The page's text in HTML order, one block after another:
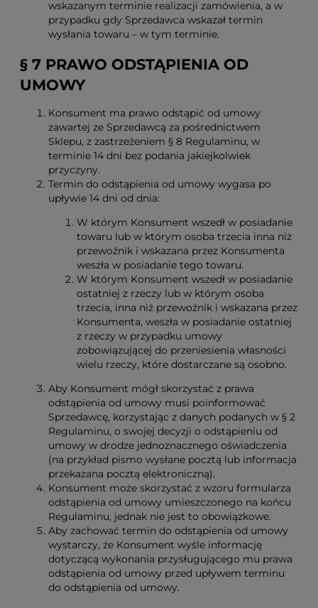
wskazanym terminie realizacji zamówienia, a w
przypadku gdy Sprzedawca wskazał termin
wysłania towaru – w tym terminie.
§ 7 PRAWO ODSTĄPIENIA OD
UMOWY
Konsument ma prawo odstąpić od umowy
zawartej ze Sprzedawcą za pośrednictwem
Sklepu, z zastrzeżeniem § 8 Regulaminu, w
terminie 14 dni bez podania jakiejkolwiek
przyczyny.
Termin do odstąpienia od umowy wygasa po
upływie 14 dni od dnia:
W którym Konsument wszedł w posiadanie
towaru lub w którym osoba trzecia inna niż
przewoźnik i wskazana przez Konsumenta
weszła w posiadanie tego towaru.
W którym Konsument wszedł w posiadanie
ostatniej z rzeczy lub w którym osoba
trzecia, inna niż przewoźnik i wskazana przez
Konsumenta, weszła w posiadanie ostatniej
z rzeczy w przypadku umowy
zobowiązującej do przeniesienia własności
wielu rzeczy, które dostarczane są osobno.
Aby Konsument mógł skorzystać z prawa
odstąpienia od umowy musi poinformować
Sprzedawcę, korzystając z danych podanych w § 2
Regulaminu, o swojej decyzji o odstąpieniu od
umowy w drodze jednoznacznego oświadczenia
(na przykład pismo wysłane pocztą lub informacja
przekazana pocztą elektroniczną).
Konsument może skorzystać z wzoru formularza
odstąpienia od umowy umieszczonego na końcu
Regulaminu, jednak nie jest to obowiązkowe.
Aby zachować termin do odstąpienia od umowy
wystarczy, że Konsument wyśle informację
dotyczącą wykonania przysługującego mu prawa
odstąpienia od umowy przed upływem terminu
do odstąpienia od umowy.